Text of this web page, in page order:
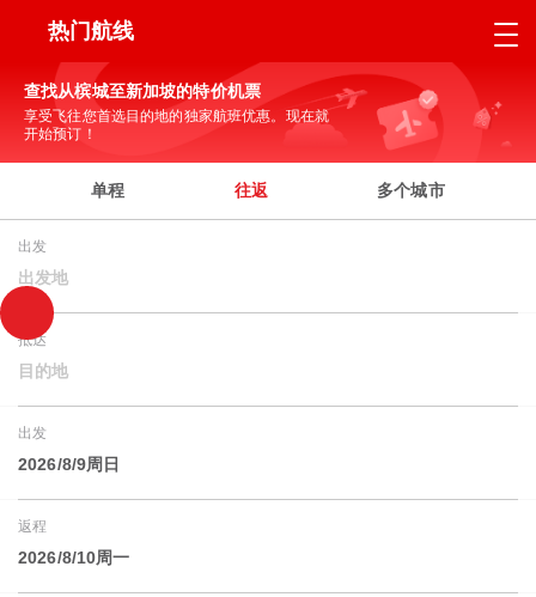
热门航线
查找从槟城至新加坡的特价机票
享受飞往您首选目的地的独家航班优惠。现在就
开始预订！
单程 往返 多个城市
出发
出发地
抵达
目的地
出发
2026/8/9周日
返程
2026/8/10周一